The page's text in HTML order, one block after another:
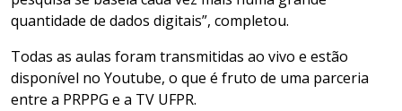
quantidade de dados digitais”, completou.
Todas as aulas foram transmitidas ao vivo e estão
disponível no Youtube, o que é fruto de uma parceria
entre a PRPPG e a TV UFPR.